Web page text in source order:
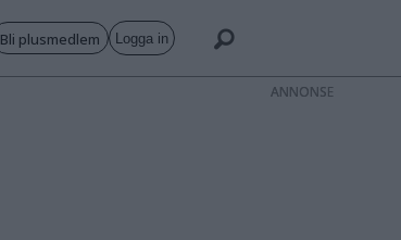
Bli plusmedlem Logga in
ANNONS